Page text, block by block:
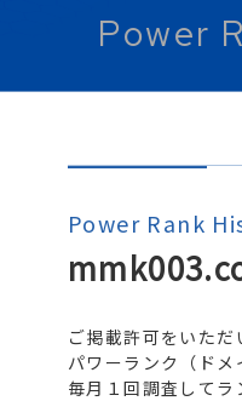
Power
Power Rank
ご掲載許可をいた
パワーランク（ドメ
毎月１回調査してラ